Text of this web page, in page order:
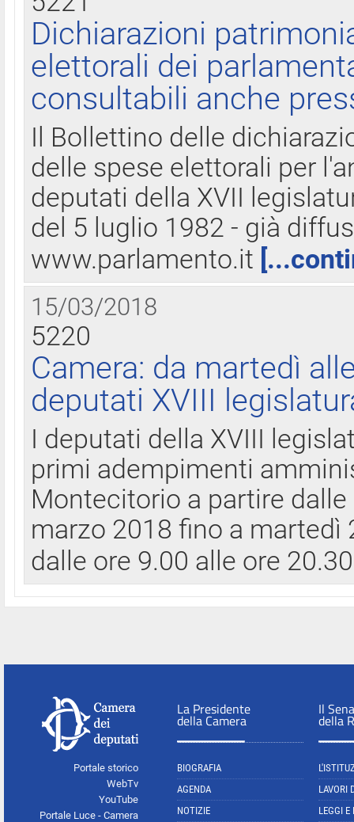
Dichiarazioni
elettorali dei
consultabili anche
Il Bollettino delle
delle spese elettorali per
deputati della XVII
del 5 luglio 1982 - già
www.parlamento.it
15/03/2018
5220
Camera: da martedì
deputati XVIII
I deputati della XVIII
primi adempimenti
Montecitorio a partire
marzo 2018 fino a
dalle ore 9.00 alle ore
Portale storico
WebTv
YouTube
Portale Luce - Camera
La Presidente
della Camera
BIOGRAFIA
AGENDA
NOTIZIE
Il
della
LAVORI
LEGGI E